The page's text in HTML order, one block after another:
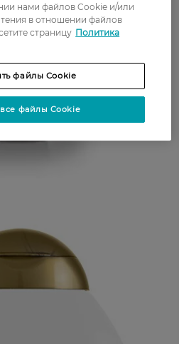
нами файлов Cookie и/или
в отношении файлов
страницу Политика
файлы Cookie
файлы Cookie